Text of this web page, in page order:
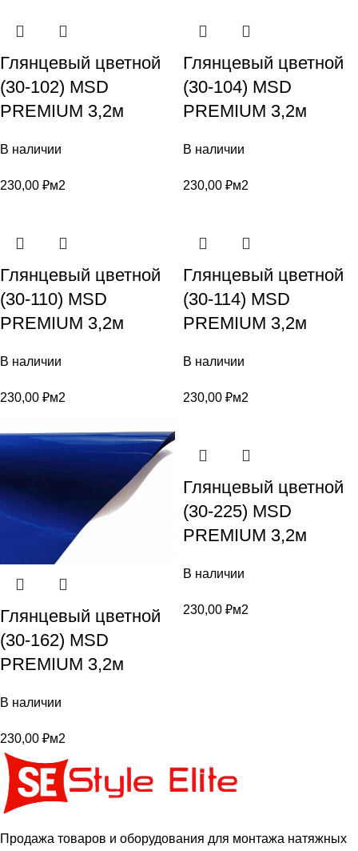
Глянцевый цветной
(30-102) MSD
PREMIUM 3,2м
В наличии
230,00 ₽м2
Глянцевый цветной
(30-104) MSD
PREMIUM 3,2м
В наличии
230,00 ₽м2
Глянцевый цветной
(30-110) MSD
PREMIUM 3,2м
В наличии
230,00 ₽м2
Глянцевый цветной
(30-114) MSD
PREMIUM 3,2м
В наличии
230,00 ₽м2
Глянцевый цветной
(30-162) MSD
PREMIUM 3,2м
В наличии
230,00 ₽м2
Глянцевый цветной
(30-225) MSD
PREMIUM 3,2м
В наличии
230,00 ₽м2
Продажа товаров и оборудования для монтажа натяжных